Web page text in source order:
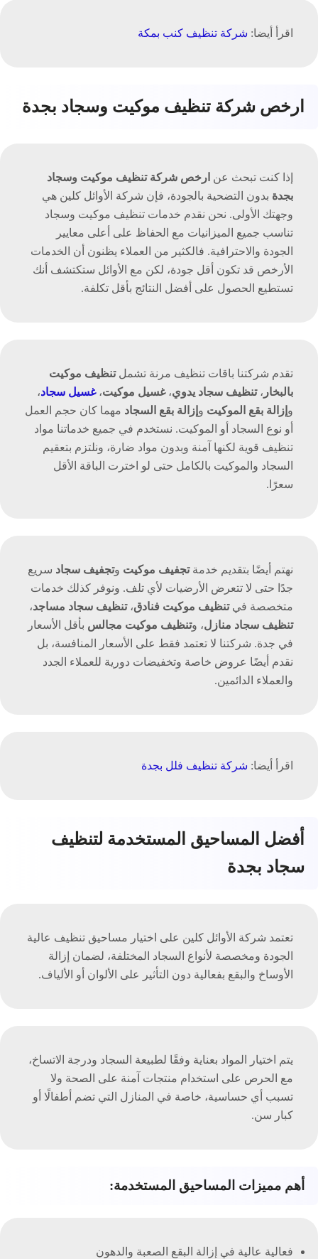
اقرأ أيضا: شركة تنظيف كنب بمكة
ارخص شركة تنظيف موكيت وسجاد بجدة
إذا كنت تبحث عن ارخص شركة تنظيف موكيت وسجاد
بجدة بدون التضحية بالجودة، فإن شركة الأوائل كلين هي
وجهتك الأولى. نحن نقدم خدمات تنظيف موكيت وسجاد
تناسب جميع الميزانيات مع الحفاظ على أعلى معايير
الجودة والاحترافية. فالكثير من العملاء يظنون أن الخدمات
الأرخص قد تكون أقل جودة، لكن مع الأوائل ستكتشف أنك
تستطيع الحصول على أفضل النتائج بأقل تكلفة.
تقدم شركتنا باقات تنظيف مرنة تشملتنظيف موكيت
بالبخار ،تنظيف سجاد يدوي،غسيل موكيت،غسيل سجاد،
و إزالة بقع الموكيت و إزالة بقع السجاد مهما كان حجم العمل
أو نوع السجاد أو الموكيت. نستخدم في جميع خدماتنا مواد
تنظيف قوية لكنها آمنة وبدون مواد ضارة، ونلتزم بتعقيم
السجاد والموكيت بالكامل حتى لو اخترت الباقة الأقل
سعرًا.
نهتم أيضًا بتقديم خدمةتجفيف موكيت وتجفيف سجاد سريع
جدًا حتى لا تتعرض الأرضيات لأي تلف. ونوفر كذلك خدمات
متخصصة فيتنظيف موكيت فنادق،تنظيف سجاد مساجد،
تنظيف سجاد منازل، وتنظيف موكيت مجالس بأقل الأسعار
في جدة. شركتنا لا تعتمد فقط على الأسعار المنافسة، بل
نقدم أيضًا عروض خاصة وتخفيضات دورية للعملاء الجدد
والعملاء الدائمين.
اقرأ أيضا: شركة تنظيف فلل بجدة
أفضل المساحيق المستخدمة لتنظيف
سجاد بجدة
تعتمد شركة الأوائل كلين على اختيار مساحيق تنظيف عالية
الجودة ومخصصة لأنواع السجاد المختلفة، لضمان إزالة
الأوساخ والبقع بفعالية دون التأثير على الألوان أو الألياف.
يتم اختيار المواد بعناية وفقًا لطبيعة السجاد ودرجة الاتساخ،
مع الحرص على استخدام منتجات آمنة على الصحة ولا
تسبب أي حساسية، خاصة في المنازل التي تضم أطفالًا أو
كبار سن.
أهم مميزات المساحيق المستخدمة:
فعالية عالية في إزالة البقع الصعبة والدهون